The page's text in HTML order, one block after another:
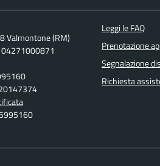
Valmontone (RM)
04271000871
Leggi le FAQ
Prenotazione
Segnalazione
Richiesta